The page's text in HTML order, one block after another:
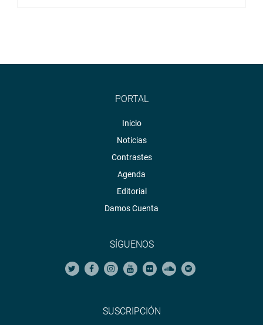
PORTAL
Inicio
Noticias
Contrastes
Agenda
Editorial
Damos Cuenta
SÍGUENOS
SUSCRIPCIÓN